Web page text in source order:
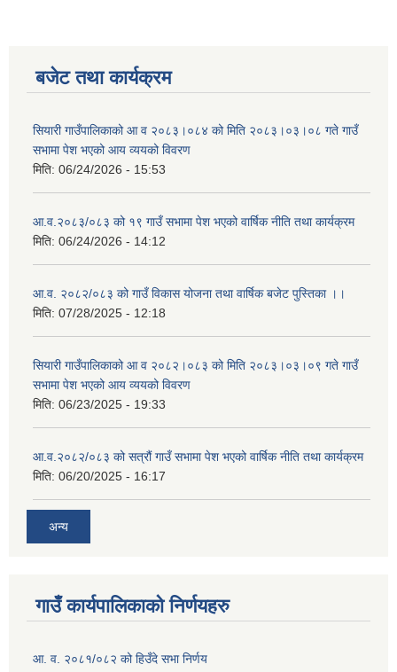
बजेट तथा कार्यक्रम
सियारी गाउँपालिकाको आ व २०८३।०८४ को मिति २०८३।०३।०८ गते गाउँ
सभामा पेश भएको आय व्ययको विवरण
मिति: 06/24/2026 - 15:53
आ.व.२०८३/०८३ को १९ गाउँ सभामा पेश भएको वार्षिक नीति तथा कार्यक्रम
मिति: 06/24/2026 - 14:12
आ.व. २०८२/०८३ को गाउँ विकास योजना तथा वार्षिक बजेट पुस्तिका ।।
मिति: 07/28/2025 - 12:18
सियारी गाउँपालिकाको आ व २०८२।०८३ को मिति २०८३।०३।०९ गते गाउँ
सभामा पेश भएको आय व्ययको विवरण
मिति: 06/23/2025 - 19:33
आ.व.२०८२/०८३ को सत्रौं गाउँ सभामा पेश भएको वार्षिक नीति तथा कार्यक्रम
मिति: 06/20/2025 - 16:17
अन्य
गाउँ कार्यपालिकाको निर्णयहरु
आ. व. २०८१/०८२ को हिउँदे सभा निर्णय